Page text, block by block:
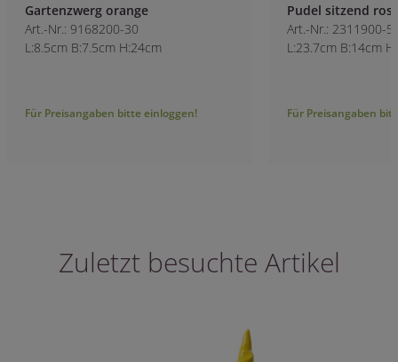
Gartenzwerg orange
Art.-Nr.: 9168200-30
L:8.5cm B:7.5cm H:24cm
Für Preisangaben bitte einloggen!
Pudel sitzend
Art.-Nr.: 2311900-
L:23.7cm B:14cm
Für Preisangaben
Zuletzt besuchte Artikel